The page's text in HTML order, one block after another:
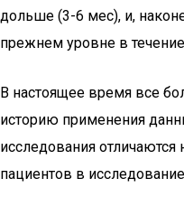
дольше (3-6 мес), и,
прежнем уровне в
В настоящее время все
историю применения
исследования
пациентов в